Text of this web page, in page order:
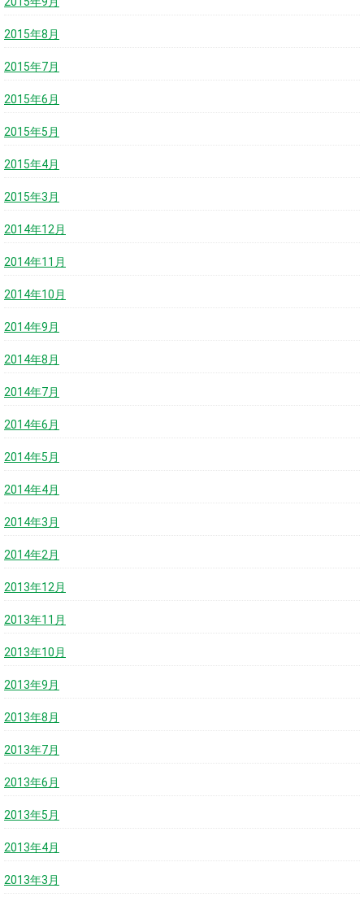
2015年8月
2015年7月
2015年6月
2015年5月
2015年4月
2015年3月
2014年12月
2014年11月
2014年10月
2014年9月
2014年8月
2014年7月
2014年6月
2014年5月
2014年4月
2014年3月
2014年2月
2013年12月
2013年11月
2013年10月
2013年9月
2013年8月
2013年7月
2013年6月
2013年5月
2013年4月
2013年3月